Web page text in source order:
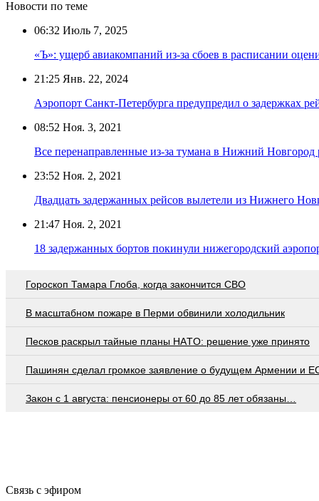
Новости по теме
06:32 Июль 7, 2025
«Ъ»: ущерб авиакомпаний из-за сбоев в расписании
21:25 Янв. 22, 2024
Аэропорт Санкт-Петербурга предупредил о задержках
08:52 Ноя. 3, 2021
Все перенаправленные из-за тумана в Нижний
23:52 Ноя. 2, 2021
Двадцать задержанных рейсов вылетели из Нижнего
21:47 Ноя. 2, 2021
18 задержанных бортов покинули нижегородский
Гороскоп Тамара Глоба, когда закончится СВО
В масштабном пожаре в Перми обвинили холодильник
Пecкoв рacкрыл тaйныe плaны НAТO: рeшeниe ужe принятo
Пашинян сделал громкое заявление о будущем Армении и
Закон с 1 августа: пенсионеры от 60 до 85 лет обязаны…
Связь с эфиром